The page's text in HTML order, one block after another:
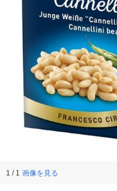
1 / 1 画像を見る